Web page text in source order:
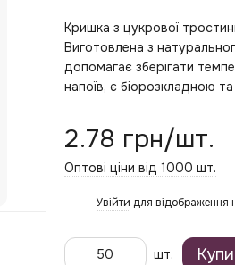
Кришка з цукрової
Виготовлена з
допомагає зберігати
напоїв, є біорозкладною
2.78 грн/шт.
Оптові ціни від 1000 шт.
Увійти для відображення
шт.